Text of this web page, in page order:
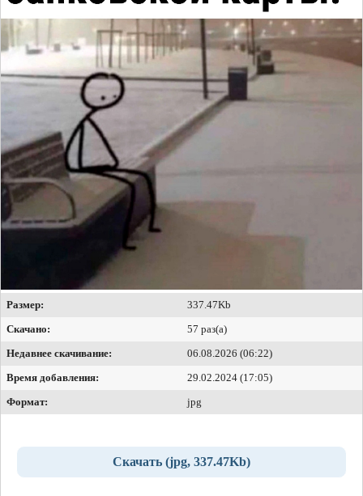
Размер:
337.47Kb
Скачано:
57 раз(а)
Недавнее скачивание:
06.08.2026 (06:22)
Время добавления:
29.02.2024 (17:05)
Формат:
jpg
Скачать (jpg, 337.47Kb)